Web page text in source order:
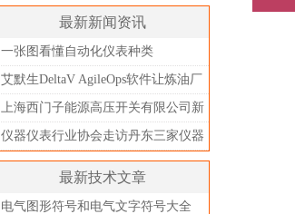
最新新闻资讯
一张图看懂自动化仪表种类
艾默生DeltaV AgileOps软件让炼油厂
DCS报警下降95%
上海西门子能源高压开关有限公司新
厂房启用
仪器仪表行业协会走访丹东三家仪器
仪表企业
最新技术文章
电气图形符号和电气文字符号大全